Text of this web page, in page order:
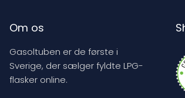
Om os
Gasoltuben er de første i
Sverige, der sælger fyldte LPG-
flasker online.